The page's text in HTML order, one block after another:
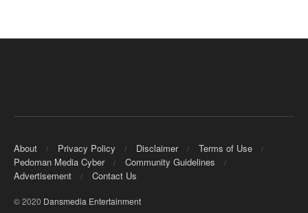
About Privacy Policy Disclaimer
Terms of Use
Pedoman Media Cyber
Community Guidelines
Advertisement
Contact Us
© 2020 Dansmedia Entertainment